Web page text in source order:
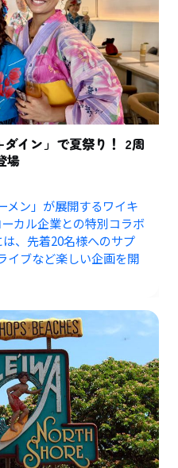
イン」で夏祭り！ 2周
場
メン」が展開するワイキ
カル企業との特別コラボ
、先着20名様へのサプ
イブなど楽しい企画を開